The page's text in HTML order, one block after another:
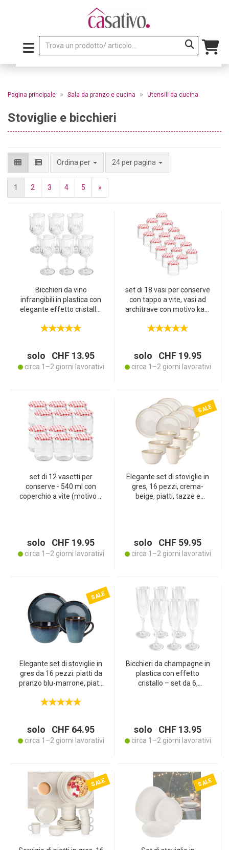
Pagina principale » Sala da pranzo e cucina » Utensili da cucina
Stoviglie e bicchieri
Ordina per 24 per pagina
1 2 3 4 5 »
Bicchieri da vino
infrangibili in plastica con
elegante effetto cristallo,
riutilizzabili – ideali per
solo CHF 13.95
circa 1–2 giorni lavorativi
set di 18 vasi per conserve
con tappo a vite, vasi ad
architrave con motivo kao,
solo CHF 19.95
circa 1–2 giorni lavorativi
set di 12 vasetti per
conserve - 540 ml con
coperchio a vite (motivo a
vasetti di stoccaggio
solo CHF 19.95
circa 1–2 giorni lavorativi
SALE
Elegante set di stoviglie in
gres, 16 pezzi, crema-
beige, piatti, tazze e
solo CHF 59.95
circa 1–2 giorni lavorativi
SALE
Elegante set di stoviglie in
gres da 16 pezzi: piatti da
pranzo blu-marrone, piatti
tazze. Di alta qualità,
solo CHF 64.95
circa 1–2 giorni lavorativi
Bicchieri da champagne in
plastica con effetto
cristallo – set da 6,
solo CHF 13.95
circa 1–2 giorni lavorativi
SALE SALE